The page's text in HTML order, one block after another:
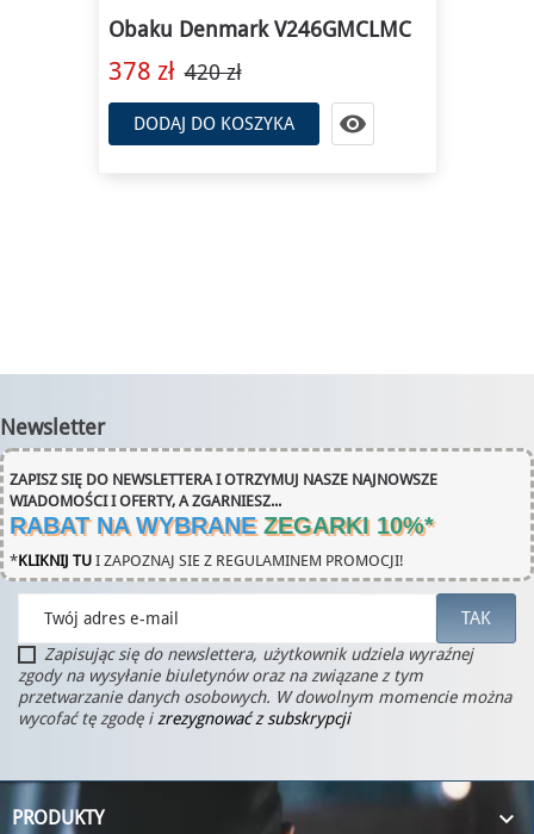
Obaku Denmark V246GMCLMC
378 zł 420 zł
DODAJ DO KOSZYKA 
Newsletter
ZAPISZ SIĘ DO NEWSLETTERA I OTRZYMUJ NASZE NAJNOWSZE
WIADOMOŚCI I OFERTY, A ZGARNIESZ...
RABAT NA WYBRANE ZEGARKI 10%*
*KLIKNIJ TU I ZAPOZNAJ SIE Z REGULAMINEM PROMOCJI!
Zapisując się do newslettera, użytkownik udziela wyraźnej
zgody na wysyłanie biuletynów oraz na związane z tym
przetwarzanie danych osobowych. W dowolnym momencie można
wycofać tę zgodę i zrezygnować z subskrypcji
PRODUKTY 